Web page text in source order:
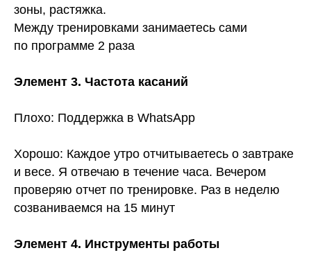
зоны, растяжка.
Между тренировками занимаетесь сами
по программе 2 раза
Элемент 3. Частота касаний
Плохо: Поддержка в WhatsApp
Хорошо: Каждое утро отчитываетесь о завтраке
и весе. Я отвечаю в течение часа. Вечером
проверяю отчет по тренировке. Раз в неделю
созваниваемся на 15 минут
Элемент 4. Инструменты работы